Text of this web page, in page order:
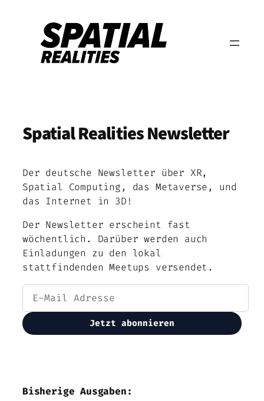
springen
Spatial Realities Newsletter
Der deutsche Newsletter über XR,
Spatial Computing, das Metaverse, und
das Internet in 3D!
Der Newsletter erscheint fast
wöchentlich. Darüber werden auch
Einladungen zu den lokal
stattfindenden Meetups versendet.
Jetzt abonnieren
Bisherige Ausgaben: